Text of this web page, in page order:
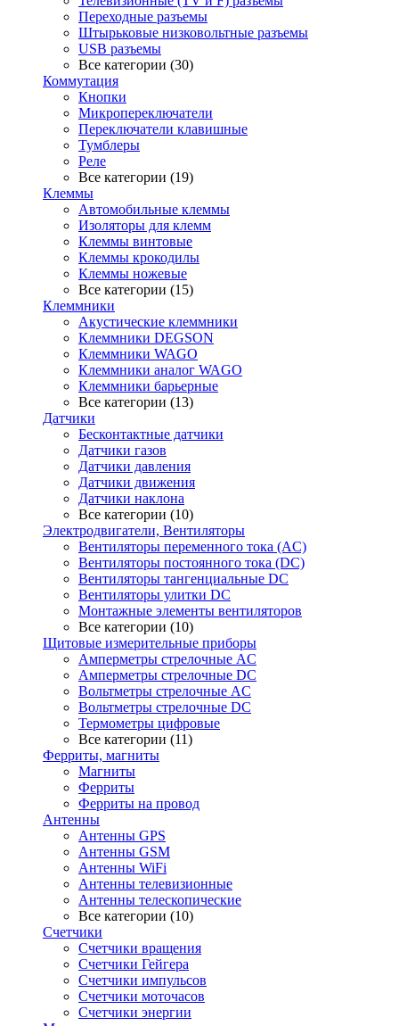
Переходные разъемы
Штырьковые низковольтные разъемы
USB разъемы
Все категории (30)
Коммутация
Кнопки
Микропереключатели
Переключатели клавишные
Тумблеры
Реле
Все категории (19)
Клеммы
Автомобильные клеммы
Изоляторы для клемм
Клеммы винтовые
Клеммы крокодилы
Клеммы ножевые
Все категории (15)
Клеммники
Акустические клеммники
Клеммники DEGSON
Клеммники WAGO
Клеммники аналог WAGO
Клеммники барьерные
Все категории (13)
Датчики
Бесконтактные датчики
Датчики газов
Датчики давления
Датчики движения
Датчики наклона
Все категории (10)
Электродвигатели, Вентиляторы
Вентиляторы переменного тока (AC)
Вентиляторы постоянного тока (DC)
Вентиляторы тангенциальные DC
Вентиляторы улитки DC
Монтажные элементы вентиляторов
Все категории (10)
Щитовые измерительные приборы
Амперметры стрелочные AC
Амперметры стрелочные DC
Вольтметры стрелочные AC
Вольтметры стрелочные DC
Термометры цифровые
Все категории (11)
Ферриты, магниты
Магниты
Ферриты
Ферриты на провод
Антенны
Антенны GPS
Антенны GSM
Антенны WiFi
Антенны телевизионные
Антенны телескопические
Все категории (10)
Счетчики
Счетчики вращения
Счетчики Гейгера
Счетчики импульсов
Счетчики моточасов
Счетчики энергии